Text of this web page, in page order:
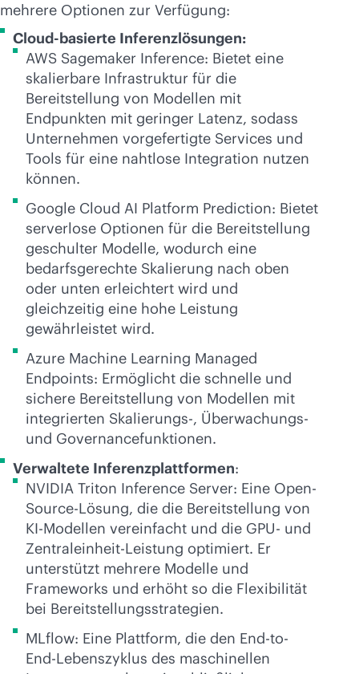
mehrere Optionen zur Verfügung:
Cloud-basierte Inferenzlösungen:
AWS Sagemaker Inference: Bietet eine
skalierbare Infrastruktur für die
Bereitstellung von Modellen mit
Endpunkten mit geringer Latenz, sodass
Unternehmen vorgefertigte Services und
Tools für eine nahtlose Integration nutzen
können.
Google Cloud AI Platform Prediction: Bietet
serverlose Optionen für die Bereitstellung
geschulter Modelle, wodurch eine
bedarfsgerechte Skalierung nach oben
oder unten erleichtert wird und
gleichzeitig eine hohe Leistung
gewährleistet wird.
Azure Machine Learning Managed
Endpoints: Ermöglicht die schnelle und
sichere Bereitstellung von Modellen mit
integrierten Skalierungs-, Überwachungs-
und Governancefunktionen.
Verwaltete Inferenzplattformen:
NVIDIA Triton Inference Server: Eine Open-
Source-Lösung, die die Bereitstellung von
KI-Modellen vereinfacht und die GPU- und
Zentraleinheit-Leistung optimiert. Er
unterstützt mehrere Modelle und
Frameworks und erhöht so die Flexibilität
bei Bereitstellungsstrategien.
MLflow: Eine Plattform, die den End-to-
End-Lebenszyklus des maschinellen